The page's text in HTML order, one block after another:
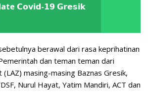
𝗖𝗼𝘃𝗶𝗱-𝟭𝟵 𝗚𝗿𝗲𝘀𝗶𝗸
berawal dari rasa keprihatinan
dan teman teman dari
(LAZ) masing-masing Baznas Gresik,
Nurul Hayat, Yatim Mandiri, ACT dan